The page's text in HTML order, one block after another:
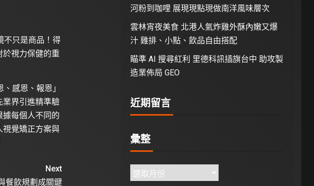
不只是商品！得
視力保健的重
感恩、報恩」
業界引進精準驗
每個人不同的
視覺矯正方案與
Next
餐飲規劃成關鍵
河粉到咖哩 展現現點現做南洋風味層次
雲林宵夜美食 北港人氣炸雞外酥內嫩又爆
汁 雞排、小點、飲品自由搭配
瞄準 AI 搜尋紅利 里德科訊插旗台中 助攻製
造業佈局 GEO
近期留言
彙整